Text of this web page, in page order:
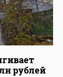
рублей